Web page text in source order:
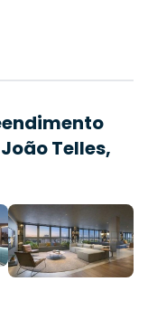
Telles,